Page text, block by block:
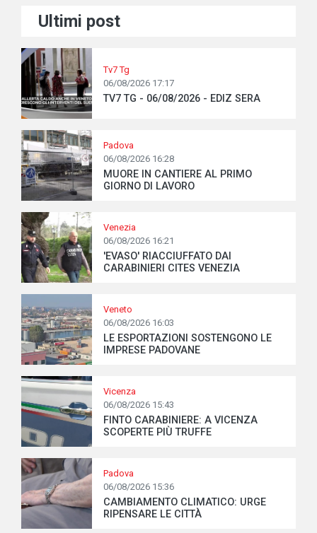
Ultimi post
Tv7 Tg
06/08/2026 17:17
TV7 TG - 06/08/2026 - EDIZ SERA
Padova
06/08/2026 16:28
MUORE IN CANTIERE AL PRIMO
GIORNO DI LAVORO
Venezia
06/08/2026 16:21
'EVASO' RIACCIUFFATO DAI
CARABINIERI CITES VENEZIA
Veneto
06/08/2026 16:03
LE ESPORTAZIONI SOSTENGONO LE
IMPRESE PADOVANE
Vicenza
06/08/2026 15:43
FINTO CARABINIERE: A VICENZA
SCOPERTE PIÙ TRUFFE
Padova
06/08/2026 15:36
CAMBIAMENTO CLIMATICO: URGE
RIPENSARE LE CITTÀ